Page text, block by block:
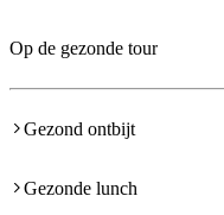
Op de gezonde tour
Gezond ontbijt
Gezonde lunch